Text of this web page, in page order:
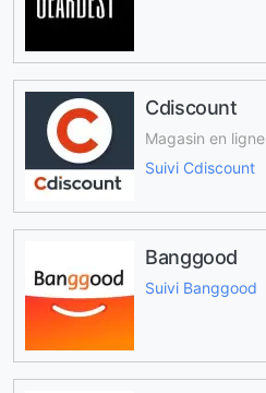
Cdiscount
Magasin en ligne
Suivi Cdiscount
Banggood
Suivi Banggood